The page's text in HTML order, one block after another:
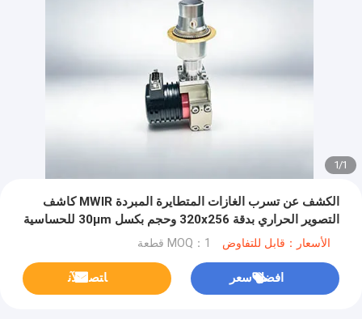
1
/
1
الكشف عن تسرب الغازات المتطايرة المبردة MWIR كاشف
التصوير الحراري بدقة 320x256 وحجم بكسل 30μm للحساسية
العالية 10mK NETD
الأسعار：قابل للتفاوض MOQ：1 قطعة
افضل سعر ﺎﺘﺼﻟ ﺍﻶﻧ